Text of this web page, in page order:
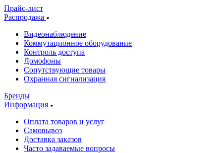
Прайс-лист
Распродажа
Видеонаблюдение
Коммутационное оборудование
Контроль доступа
Домофоны
Сопутствующие товары
Охранная сигнализация
Бренды
Информация
Оплата товаров и услуг
Самовывоз
Доставка заказов
Часто задаваемые вопросы